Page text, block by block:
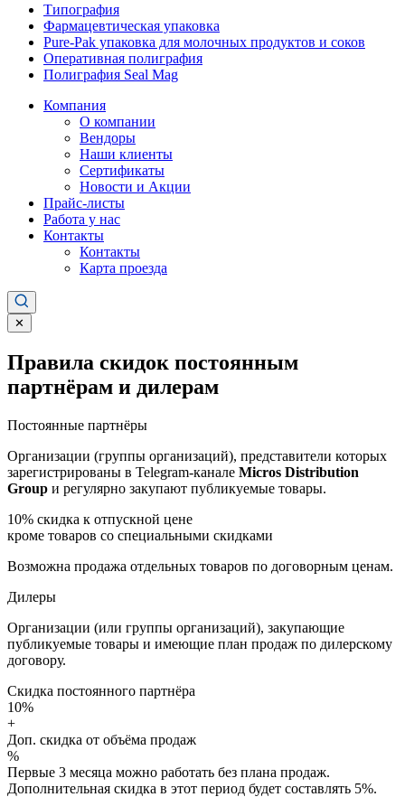
Типография
Фармацевтическая упаковка
Pure-Pak упаковка для молочных продуктов и соков
Оперативная полиграфия
Полиграфия Seal Mag
Компания
О компании
Вендоры
Наши клиенты
Сертификаты
Новости и Акции
Прайс-листы
Работа у нас
Контакты
Контакты
Карта проезда
✕
Правила скидок постоянным
партнёрам и дилерам
Постоянные партнёры
Организации (группы организаций), представители которых
зарегистрированы в Telegram-канале Micros Distribution
Group и регулярно закупают публикуемые товары.
10% скидка к отпускной цене
кроме товаров со специальными скидками
Возможна продажа отдельных товаров по договорным ценам.
Дилеры
Организации (или группы организаций), закупающие
публикуемые товары и имеющие план продаж по дилерскому
договору.
Скидка постоянного партнёра
10%
+
Доп. скидка от объёма продаж
%
Первые 3 месяца можно работать без плана продаж.
Дополнительная скидка в этот период будет составлять 5%.